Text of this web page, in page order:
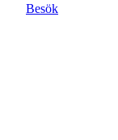
Besök